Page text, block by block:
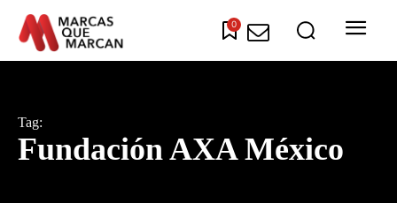
0
Tag:
Fundación AXA México